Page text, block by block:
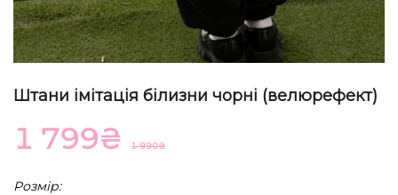
Штани імітація білизни чорні (велюрефект)
1 990₴
1 799₴
Розмір: